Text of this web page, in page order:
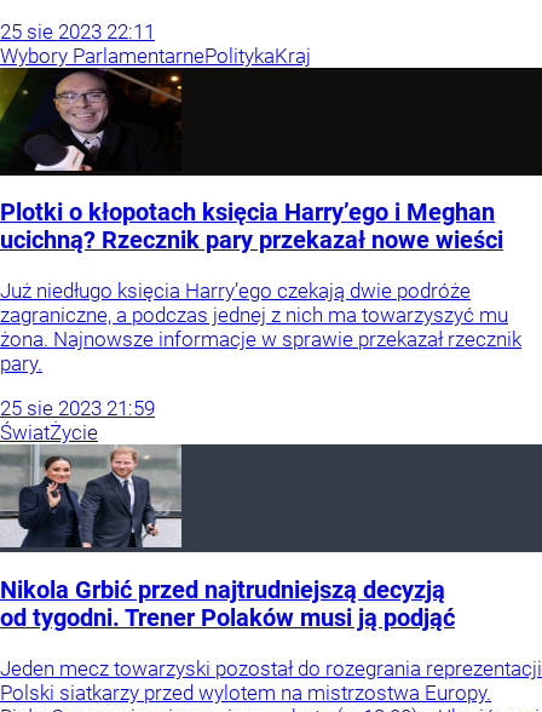
25 sie 2023 22:11
Wybory ParlamentarnePolitykaKraj
Plotki o kłopotach księcia Harry’ego i Meghan
ucichną? Rzecznik pary przekazał nowe wieści
Już niedługo księcia Harry’ego czekają dwie podróże
zagraniczne, a podczas jednej z nich ma towarzyszyć mu
żona. Najnowsze informacje w sprawie przekazał rzecznik
pary.
25 sie 2023 21:59
ŚwiatŻycie
Nikola Grbić przed najtrudniejszą decyzją
od tygodni. Trener Polaków musi ją podjąć
Jeden mecz towarzyski pozostał do rozegrania reprezentacji
Polski siatkarzy przed wylotem na mistrzostwa Europy.